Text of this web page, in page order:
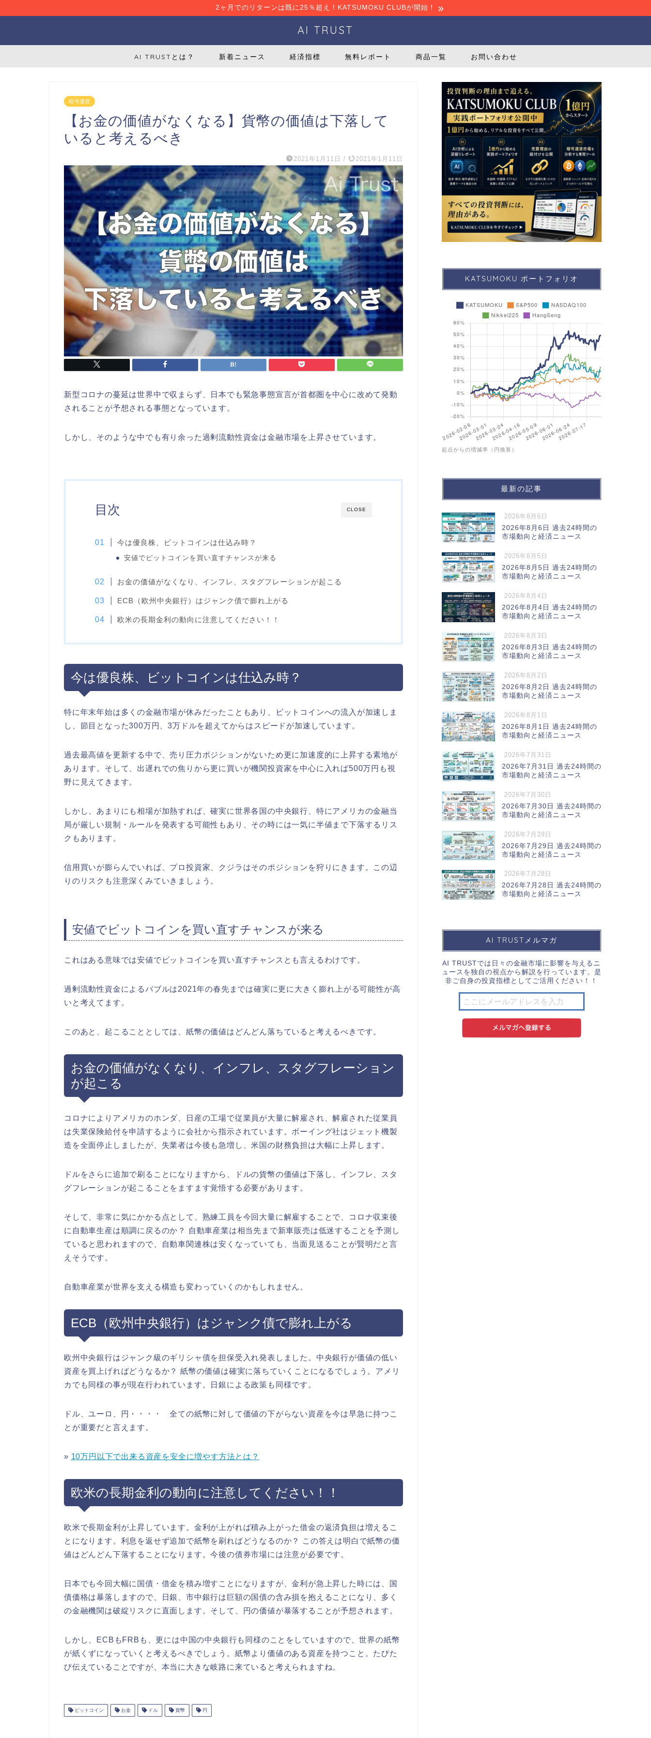
2ヶ月でのリターンは既に25％超え！KATSUMOKU CLUBが開始！
AI TRUST
AI TRUSTとは？ 新着ニュース 経済指標 無料レポート 商品一覧 お問い合わせ
暗号通貨
【お金の価値がなくなる】貨幣の価値は下落して
いると考えるべき
2021年1月11日 / 2021年1月11日
新型コロナの蔓延は世界中で収まらず、日本でも緊急事態宣言が首都圏を中心に改めて発動
されることが予想される事態となっています。
しかし、そのような中でも有り余った過剰流動性資金は金融市場を上昇させています。
CLOSE
目次
今は優良株、ビットコインは仕込み時？
安値でビットコインを買い直すチャンスが来る
お金の価値がなくなり、インフレ、スタグフレーションが起こる
ECB（欧州中央銀行）はジャンク債で膨れ上がる
欧米の長期金利の動向に注意してください！！
今は優良株、ビットコインは仕込み時？
特に年末年始は多くの金融市場が休みだったこともあり、ビットコインへの流入が加速しま
し、節目となった300万円、3万ドルを超えてからはスピードが加速しています。
過去最高値を更新する中で、売り圧力ポジションがないため更に加速度的に上昇する素地が
あります。そして、出遅れでの焦りから更に買いが機関投資家を中心に入れば500万円も視
野に見えてきます。
しかし、あまりにも相場が加熱すれば、確実に世界各国の中央銀行、特にアメリカの金融当
局が厳しい規制・ルールを発表する可能性もあり、その時には一気に半値まで下落するリス
クもあります。
信用買いが膨らんでいれば、プロ投資家、クジラはそのポジションを狩りにきます。この辺
りのリスクも注意深くみていきましょう。
安値でビットコインを買い直すチャンスが来る
これはある意味では安値でビットコインを買い直すチャンスとも言えるわけです。
過剰流動性資金によるバブルは2021年の春先までは確実に更に大きく膨れ上がる可能性が高
いと考えてます。
このあと、起こることとしては、紙幣の価値はどんどん落ちていると考えるべきです。
お金の価値がなくなり、インフレ、スタグフレーション
が起こる
コロナによりアメリカのホンダ、日産の工場で従業員が大量に解雇され、解雇された従業員
は失業保険給付を申請するように会社から指示されています。ボーイング社はジェット機製
造を全面停止しましたが、失業者は今後も急増し、米国の財務負担は大幅に上昇します。
ドルをさらに追加で刷ることになりますから、ドルの貨幣の価値は下落し、インフレ、スタ
グフレーションが起こることをますます覚悟する必要があります。
そして、非常に気にかかる点として、熟練工員を今回大量に解雇することで、コロナ収束後
に自動車生産は順調に戻るのか？ 自動車産業は相当先まで新車販売は低迷することを予測し
ていると思われますので、自動車関連株は安くなっていても、当面見送ることが賢明だと言
えそうです。
自動車産業が世界を支える構造も変わっていくのかもしれません。
ECB（欧州中央銀行）はジャンク債で膨れ上がる
欧州中央銀行はジャンク級のギリシャ債を担保受入れ発表しました。中央銀行が価値の低い
資産を買上げればどうなるか？ 紙幣の価値は確実に落ちていくことになるでしょう。アメリ
カでも同様の事が現在行われています。日銀による政策も同様です。
ドル、ユーロ、円・・・・ 全ての紙幣に対して価値の下がらない資産を今は早急に持つこ
とが重要だと言えます。
» 10万円以下で出来る資産を安全に増やす方法とは？
欧米の長期金利の動向に注意してください！！
欧米で長期金利が上昇しています。金利が上がれば積み上がった借金の返済負担は増えるこ
とになります。利息を返せず追加で紙幣を刷ればどうなるのか？ この答えは明白で紙幣の価
値はどんどん下落することになります。今後の債券市場には注意が必要です。
日本でも今回大幅に国債・借金を積み増すことになりますが、金利が急上昇した時には、国
債価格は暴落しますので、日銀、市中銀行は巨額の国債の含み損を抱えることになり、多く
の金融機関は破綻リスクに直面します。そして、円の価値が暴落することが予想されます。
しかし、ECBもFRBも、更には中国の中央銀行も同様のことをしていますので、世界の紙幣
が紙くずになっていくと考えるべきでしょう。紙幣より価値のある資産を持つこと。たびた
び伝えていることですが、本当に大きな岐路に来ていると考えられますね。
ビットコイン お金 ドル 貨幣 円
KATSUMOKU ポートフォリオ
起点からの増減率（円換算）
最新の記事
2026年8月6日
2026年8月6日 過去24時間の
市場動向と経済ニュース
2026年8月5日
2026年8月5日 過去24時間の
市場動向と経済ニュース
2026年8月4日
2026年8月4日 過去24時間の
市場動向と経済ニュース
2026年8月3日
2026年8月3日 過去24時間の
市場動向と経済ニュース
2026年8月2日
2026年8月2日 過去24時間の
市場動向と経済ニュース
2026年8月1日
2026年8月1日 過去24時間の
市場動向と経済ニュース
2026年7月31日
2026年7月31日 過去24時間の
市場動向と経済ニュース
2026年7月30日
2026年7月30日 過去24時間の
市場動向と経済ニュース
2026年7月29日
2026年7月29日 過去24時間の
市場動向と経済ニュース
2026年7月28日
2026年7月28日 過去24時間の
市場動向と経済ニュース
AI TRUSTメルマガ
AI TRUSTでは日々の金融市場に影響を与えるニ
ュースを独自の視点から解説を行っています。是
非ご自身の投資指標としてご活用ください！！